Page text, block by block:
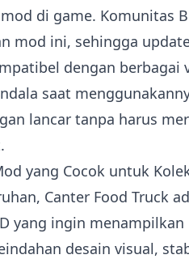
di game. Komunitas
mod ini, sehingga
dengan berbagai
saat
lancar tanpa harus
yang Cocok untuk
Canter Food Truck
yang ingin
desain visual,